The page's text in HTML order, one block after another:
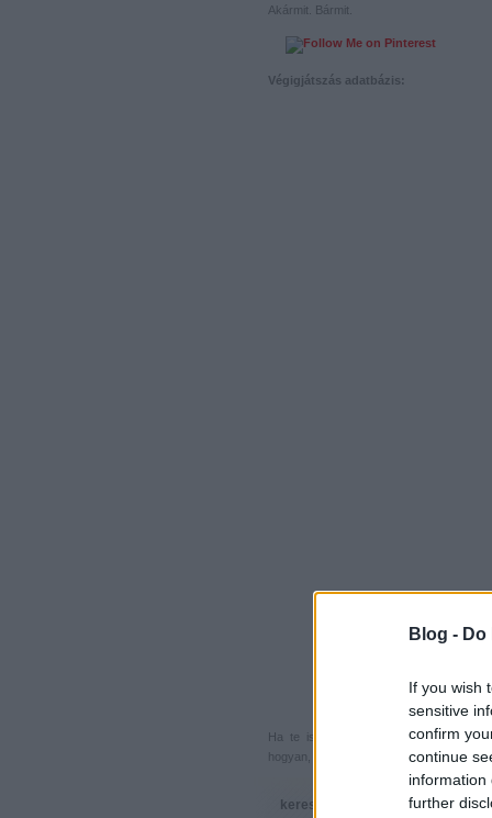
Blog -
If you wish
sensitive
confirm
continue
information
further
Akármit. Bármit.
Végigjátszás adatbázis:
Ha te is küldenél egy végigjátszást,
hogyan, hova, mikor, kivel és miért,
keresés